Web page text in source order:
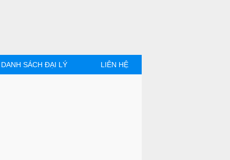
và dễ dàng thu hút khách
DANH SÁCH ĐẠI LÝ LIÊN HỆ